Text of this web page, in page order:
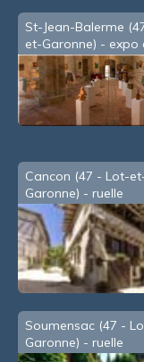
St-Jean-Balerme
et-Garonne) - expo
l'église
Cancon (47 - Lot-
Garonne) - ruelle
Soumensac (47 -
Garonne) - ruelle